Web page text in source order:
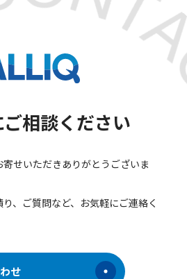
相談ください
せいただきありがとうございま
、ご質問など、お気軽にご連絡く
せ